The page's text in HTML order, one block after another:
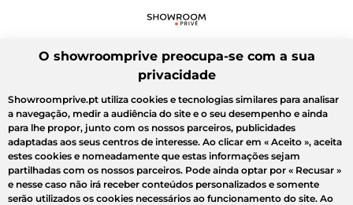
O showroomprive preocupa-se com a sua
privacidade
Showroomprive.pt utiliza cookies e tecnologias similares para analisar
a navegação, medir a audiência do site e o seu desempenho e ainda
para lhe propor, junto com os nossos parceiros, publicidades
adaptadas aos seus centros de interesse. Ao clicar em « Aceito », aceita
estes cookies e nomeadamente que estas informações sejam
partilhadas com os nossos parceiros. Pode ainda optar por « Recusar »
e nesse caso não irá receber conteúdos personalizados e somente
serão utilizados os cookies necessários ao funcionamento do site. Ao